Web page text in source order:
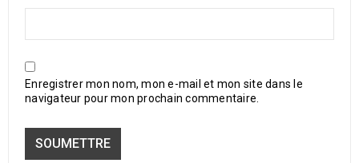
Enregistrer mon nom, mon e-mail et mon site dans le
navigateur pour mon prochain commentaire.